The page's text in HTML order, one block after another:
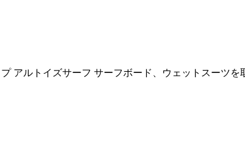
アルトイズサーフ サーフボード、ウェットスーツを